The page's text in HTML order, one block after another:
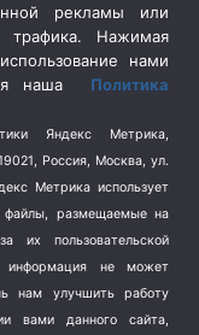
рекламы или
трафика. Нажимая
нами
наша Политика
Яндекс Метрика,
Россия, Москва, ул.
Метрика использует
файлы, размещаемые на
их пользовательской
информация не может
нам улучшить работу
вами данного сайта,